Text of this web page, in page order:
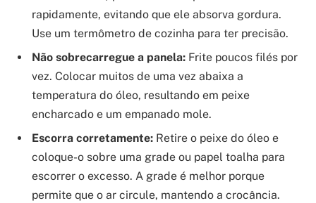
rapidamente, evitando que ele absorva gordura.
Use um termômetro de cozinha para ter precisão.
Não sobrecarregue a panela: Frite poucos filés por
vez. Colocar muitos de uma vez abaixa a
temperatura do óleo, resultando em peixe
encharcado e um empanado mole.
Escorra corretamente: Retire o peixe do óleo e
coloque-o sobre uma grade ou papel toalha para
escorrer o excesso. A grade é melhor porque
permite que o ar circule, mantendo a crocância.